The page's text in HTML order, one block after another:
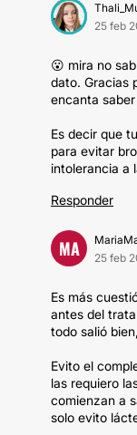
25 feb
😮 mira no
dato. Gracias
encanta
Es decir que
para evitar
intolerancia a
Responder
MA
25 feb
Es más
antes del
todo salió
Evito el
las requiero
comienzan a
solo evito